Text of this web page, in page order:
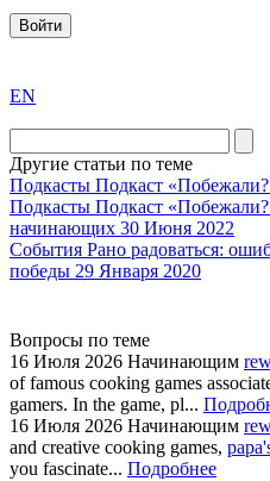
Войти
the
division
agent
watch
replica
showcases
substantial
areas.
replica
bvlgari
watches
+maserati
online
for
EN
Другие статьи по теме
Подкасты Подкаст
Подкасты Подкаст
начинающих 30 Июня 2022
События Рано радоваться:
победы 29 Января 2020
Вопросы по теме
16 Июля 2026 Начинающим
of famous cooking games
gamers. In the game, pl...
16 Июля 2026 Начинающим
and creative cooking games,
you fascinate... Подробнее